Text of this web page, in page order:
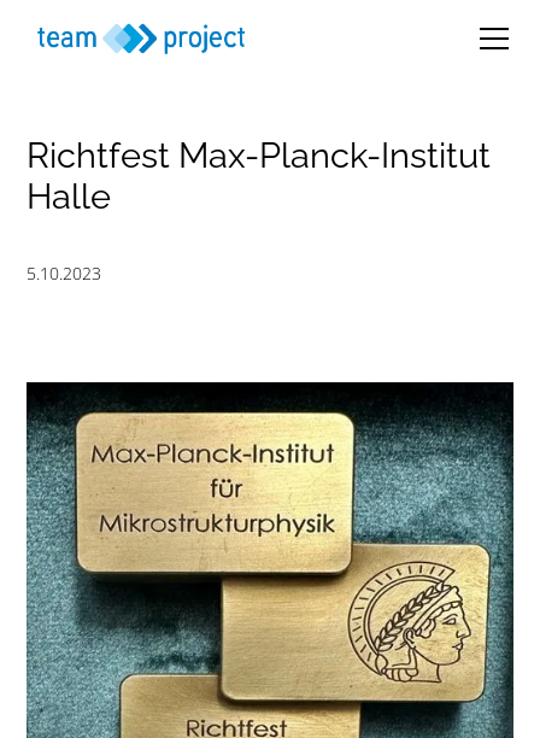
Richtfest Max-Planck-Institut
Halle
5.10.2023